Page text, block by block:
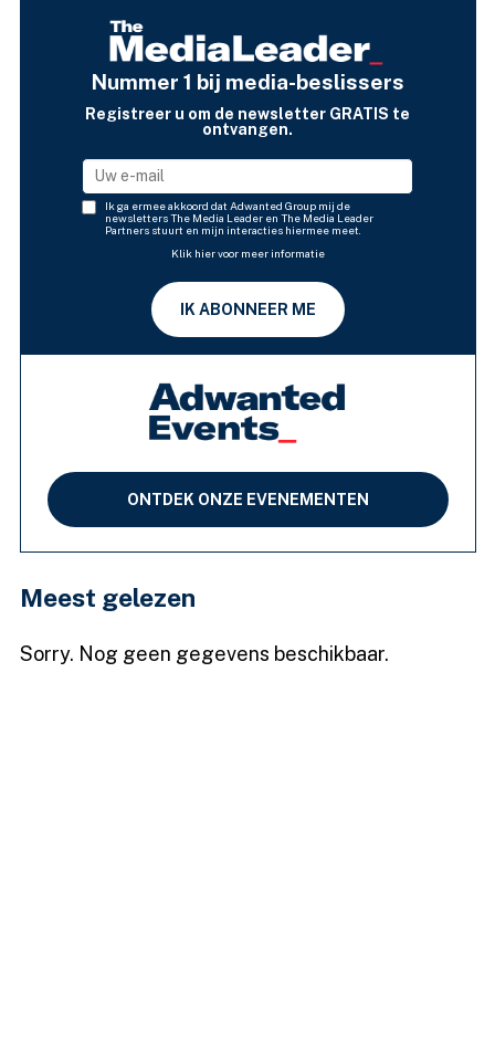
Nummer 1 bij media-beslissers
Registreer u om de newsletter GRATIS te
ontvangen.
Ik ga ermee akkoord dat Adwanted Group mij de
newsletters The Media Leader en The Media Leader
Partners stuurt en mijn interacties hiermee meet.
Klik hier voor meer informatie
IK ABONNEER ME
ONTDEK ONZE EVENEMENTEN
Meest gelezen
Sorry. Nog geen gegevens beschikbaar.